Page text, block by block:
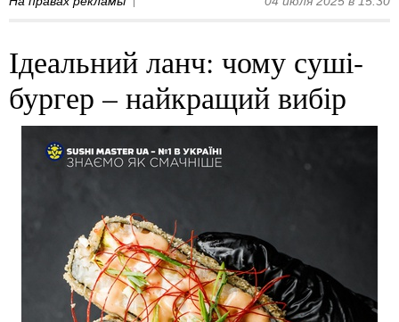
Ідеальний ланч: чому суші-
бургер – найкращий вибір